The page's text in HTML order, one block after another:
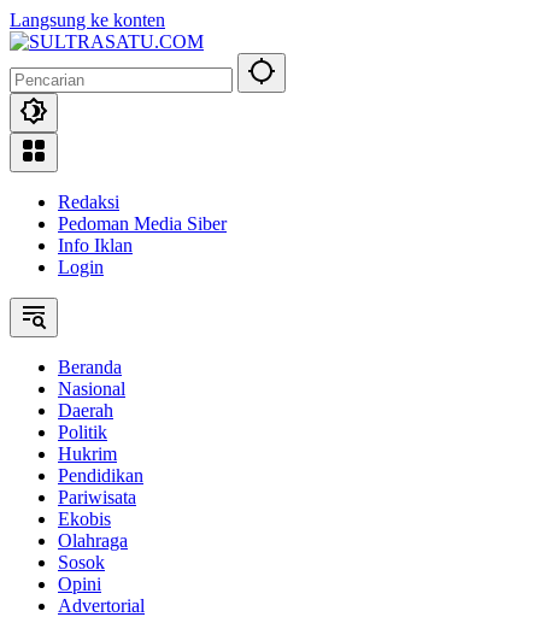
Langsung ke konten
Redaksi
Pedoman Media Siber
Info Iklan
Login
Beranda
Nasional
Daerah
Politik
Hukrim
Pendidikan
Pariwisata
Ekobis
Olahraga
Sosok
Opini
Advertorial